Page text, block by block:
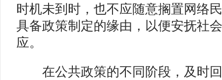
时机未到时，也不应随意搁置网络
具备政策制定的缘由，以便安抚社
应。
在公共政策的不同阶段，及时回